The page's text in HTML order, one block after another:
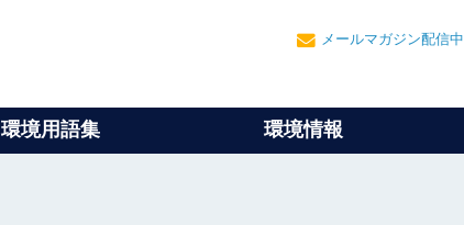
メールマガジン配信中
環境用語集 環境情報